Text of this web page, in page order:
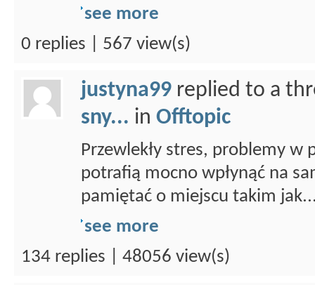
see more
0 replies | 567 view(s)
justyna99 replied to a
sny... in Offtopic
Przewlekły stres, problemy w
potrafią mocno wpłynąć na
pamiętać o miejscu takim
see more
134 replies | 48056 view(s)